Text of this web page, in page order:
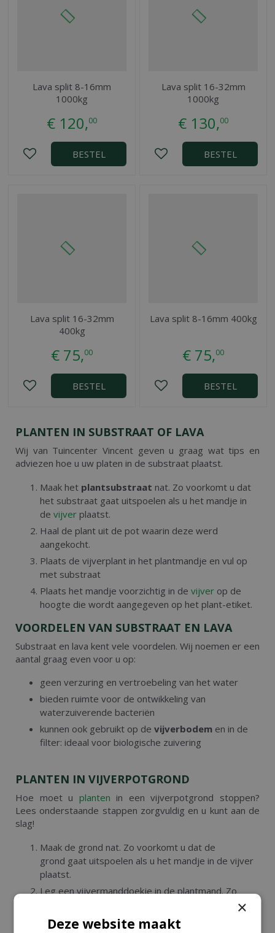
Lava split 8-16mm
1000kg
€ 120,00
BESTEL
Lava split 16-32mm
1000kg
€ 130,00
BESTEL
Lava split 16-32mm
400kg
€ 75,00
BESTEL
Lava split 8-16mm 400kg
€ 75,00
BESTEL
PLANTEN IN SUBSTRAAT OF LAVA
Wij van Tuincenter Vincent geven u graag wat tips en
adviezen hoe u uw platen in de substraat plaatst.
Maak het plantsubstraat nat. Zo voorkomt u dat
het substraat gaat uitspoelen als u het mandje in
de vijver plaatst.
Haal de plant uit de pot waarin deze werd
aangekocht.
Plaats de vijverplant in het plantmandje en vul op
met substraat
Plaats het mandje voorzichtig in de vijver op de
hoogte die wordt aangegeven op het plant-etiket.
VOORDELEN VAN SUBSTRAAT EN LAVA
Substraat en lava kent vele voordelen. Wij noemen er een
aantal graag even voor u op:
geen verzuring en vertroebeling van het water
bieden ruimte voor de ontwikkeling van
waterzuiverende bacteriën
kunnen ook gebruikt op de vijverbodem en in de
filter: ideaal voor biologische zuivering
PLANTEN IN VIJVERPOTGROND
Hoe moet u planten in een vijverpotgrond stoppen?
Lees onderstaande stappen zorgvuldig en u kunt aan de
slag!
​Maak de grond nat. Zo voorkomt u dat de
grond gaat uitspoelen als u het mandje in de vijver
plaatst.
Leg een vijvermanddoekje in de plantmand. Zo
verminderd.
×
Deze website maakt